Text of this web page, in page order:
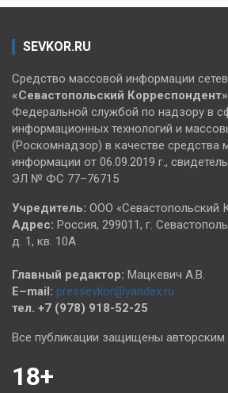
SEVKOR.RU
Средство массовой информации
«Севастопольский Корреспондент»
Федеральной службой по надзору в
информационных технологий и
(Роскомнадзор) в качестве средства
информации от 06.09.2019 г.,
ЭЛ № ФС 77–76715
Учредитель: ООО «Севастопольский
Адрес: Россия, 299011, г.
д. 1, кв. 10А
Главный редактор: Мацкевич А.В.
E–mail: pressevkor@yandex.ru
тел. +7 (978) 918-52-25
Все публикации защищены авторским
18+